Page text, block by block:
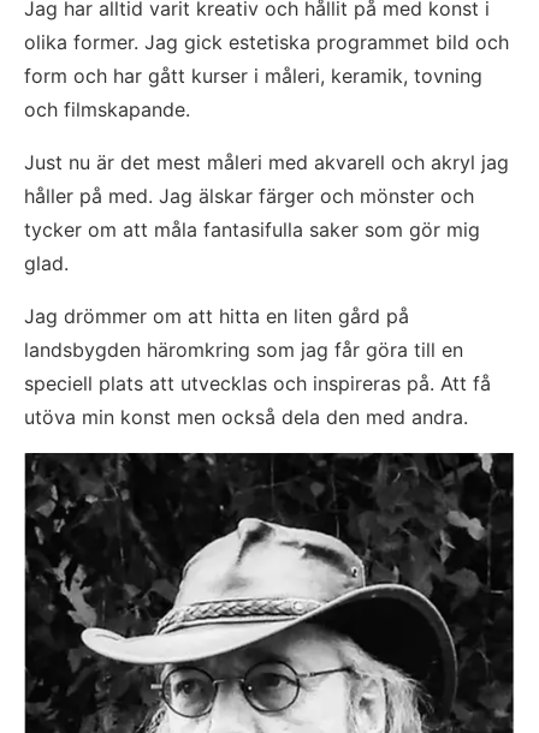
Jag har alltid varit kreativ och hållit på med konst i
olika former. Jag gick estetiska programmet bild och
form och har gått kurser i måleri, keramik, tovning
och filmskapande.
Just nu är det mest måleri med akvarell och akryl jag
håller på med. Jag älskar färger och mönster och
tycker om att måla fantasifulla saker som gör mig
glad.
Jag drömmer om att hitta en liten gård på
landsbygden häromkring som jag får göra till en
speciell plats att utvecklas och inspireras på. Att få
utöva min konst men också dela den med andra.